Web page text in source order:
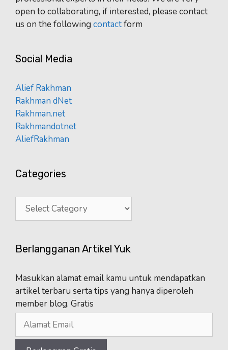
open to collaborating, if interested, please contact
us on the following contactform
Social Media
Alief Rakhman
Rakhman dNet
Rakhman.net
Rakhmandotnet
AliefRakhman
Categories
Categories
Berlangganan Artikel Yuk
Masukkan alamat email kamu untuk mendapatkan
artikel terbaru serta tips yang hanya diperoleh
member blog. Gratis